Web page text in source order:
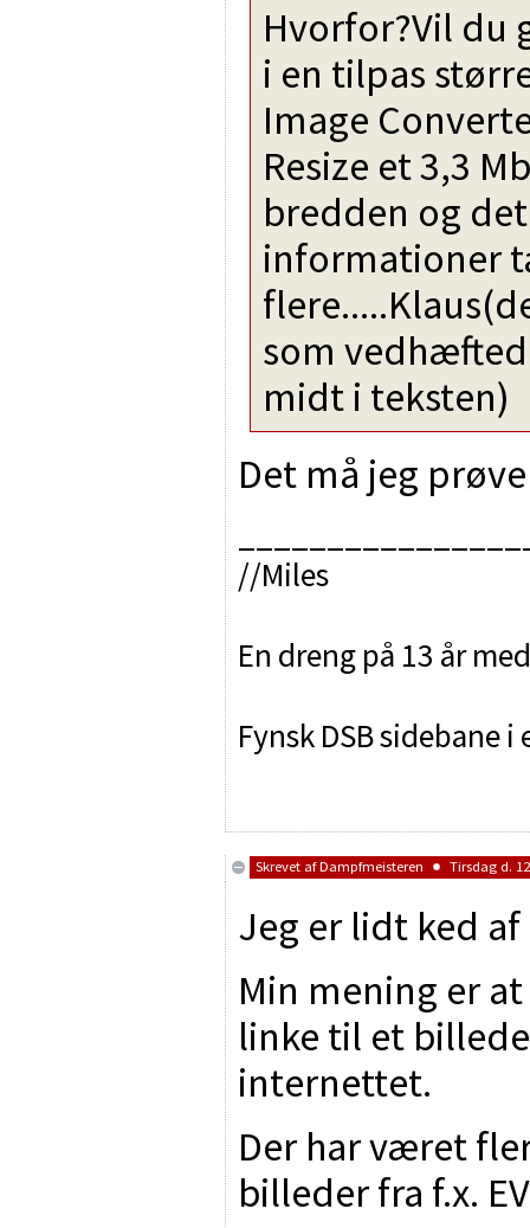
Hvorfor?Vil du
i en tilpas
Image
Resize et 3,3
bredden og
informationer
som
midt i teksten)
Det må jeg
//Miles
En dreng på 13 år
Fynsk DSB sidebane i
Skrevet afDampfmeisteren Tirsdag d.
Jeg er lidt ked
Min mening er
linke til et
internettet.
Der har været
billeder fra f.x.